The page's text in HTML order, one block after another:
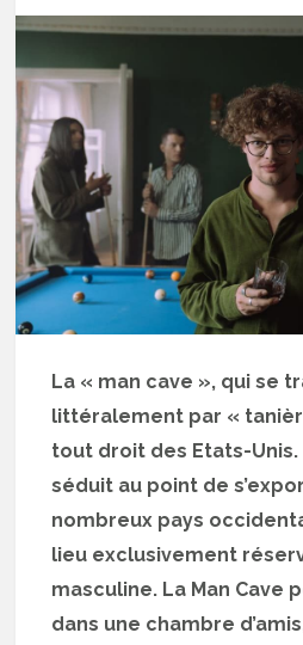
La « man cave », qui se
littéralement par «
tout droit des Etats-
séduit au point de
nombreux pays
lieu exclusivement
masculine. La Man Cave
dans une chambre